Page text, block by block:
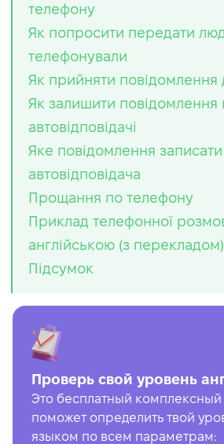
телефону
Як попросити передати
телефонували
Як прийняти повідомлення
Як залишити повідомлення
автовідповідачі
Яке повідомлення
автовідповідача
Прощання по телефону
Приклад телефонної
англійською (з перекладом)
Підсумок
Проверь свой уровень
Это бесплатный комплексный
поможет определить твой
языком по всем параметрам: